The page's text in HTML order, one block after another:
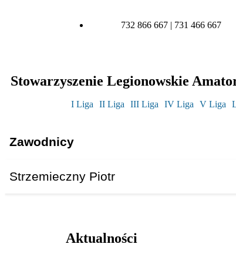
732 866 667 | 731 466 667
Stowarzyszenie Legionowskie
I Liga II Liga III Liga IV Liga V Liga
Zawodnicy
Strzemieczny Piotr
Aktualności